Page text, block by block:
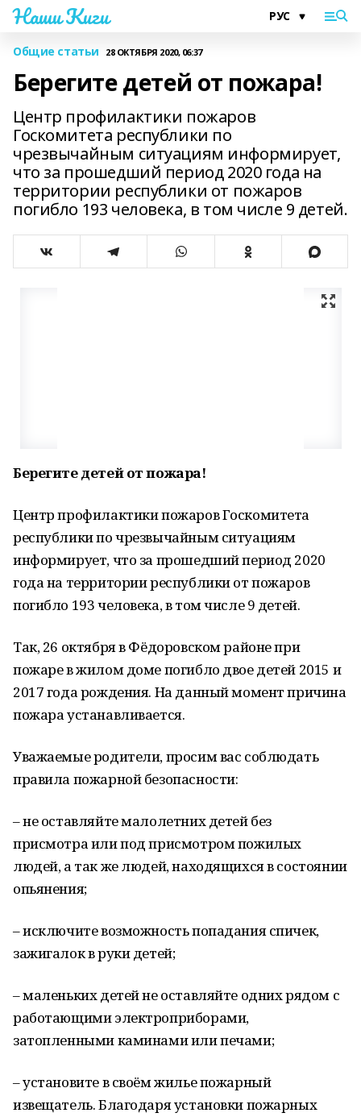
Наши Киги
Общие статьи 28 ОКТЯБРЯ 2020, 06:37
Берегите детей от пожара!
Центр профилактики пожаров
Госкомитета республики по
чрезвычайным ситуациям информирует,
что за прошедший период 2020 года на
территории республики от пожаров
погибло 193 человека, в том числе 9 детей.
Берегите детей от пожара!
Центр профилактики пожаров Госкомитета
республики по чрезвычайным ситуациям
информирует, что за прошедший период 2020
года на территории республики от пожаров
погибло 193 человека, в том числе 9 детей.
Так, 26 октября в Фёдоровском районе при
пожаре в жилом доме погибло двое детей 2015 и
2017 года рождения. На данный момент причина
пожара устанавливается.
Уважаемые родители, просим вас соблюдать
правила пожарной безопасности:
– не оставляйте малолетних детей без
присмотра или под присмотром пожилых
людей, а так же людей, находящихся в состоянии
опьянения;
– исключите возможность попадания спичек,
зажигалок в руки детей;
– маленьких детей не оставляйте одних рядом с
работающими электроприборами,
затопленными каминами или печами;
– установите в своём жилье пожарный
извещатель. Благодаря установки пожарных